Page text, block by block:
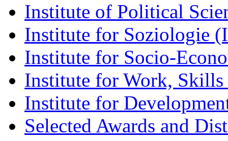
Institute of Political
Institute for Soziologie
Institute for Socio-
Institute for Work,
Institute for
Selected Awards and